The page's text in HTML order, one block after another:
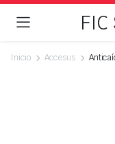
Inicio Accesus